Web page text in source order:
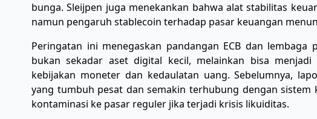
bunga. Sleijpen juga menekankan bahwa alat stabilitas
namun pengaruh stablecoin terhadap pasar keuangan
Peringatan ini menegaskan pandangan ECB dan lembaga
bukan sekadar aset digital kecil, melainkan bisa
kebijakan moneter dan kedaulatan uang. Sebelumnya,
yang tumbuh pesat dan semakin terhubung dengan
kontaminasi ke pasar reguler jika terjadi krisis likuiditas.